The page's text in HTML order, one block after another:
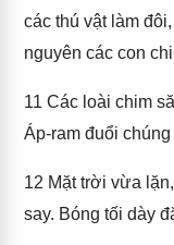
các thú vật làm
nguyên các con
11 Các loài chim
Áp-ram đuổi chúng
12 Mặt trời vừa
say. Bóng tối dày